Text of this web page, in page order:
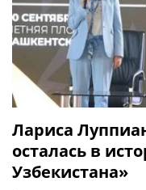
Лариса
осталась в
Узбекистана»